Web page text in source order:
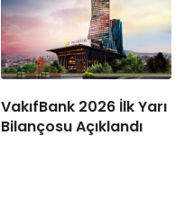
VakıfBank 2026 İlk Yarı
Bilançosu Açıklandı